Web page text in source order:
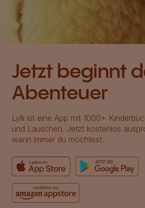
Jetzt beginnt
Abenteuer
Lylli ist eine App mit 1000+
und Lauschen. Jetzt kostenlos
wann immer du möchtest.